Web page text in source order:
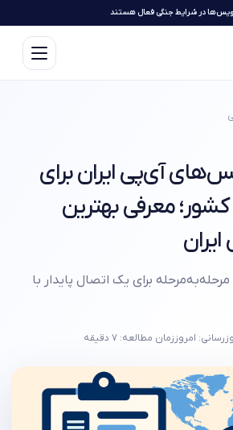
در شرایط جنگی فعال هستند
آی‌پی ایران برای
کشور؛ معرفی بهترین
برای یک اتصال پایدار با
امروز زمان مطالعه: ۷ دقیقه